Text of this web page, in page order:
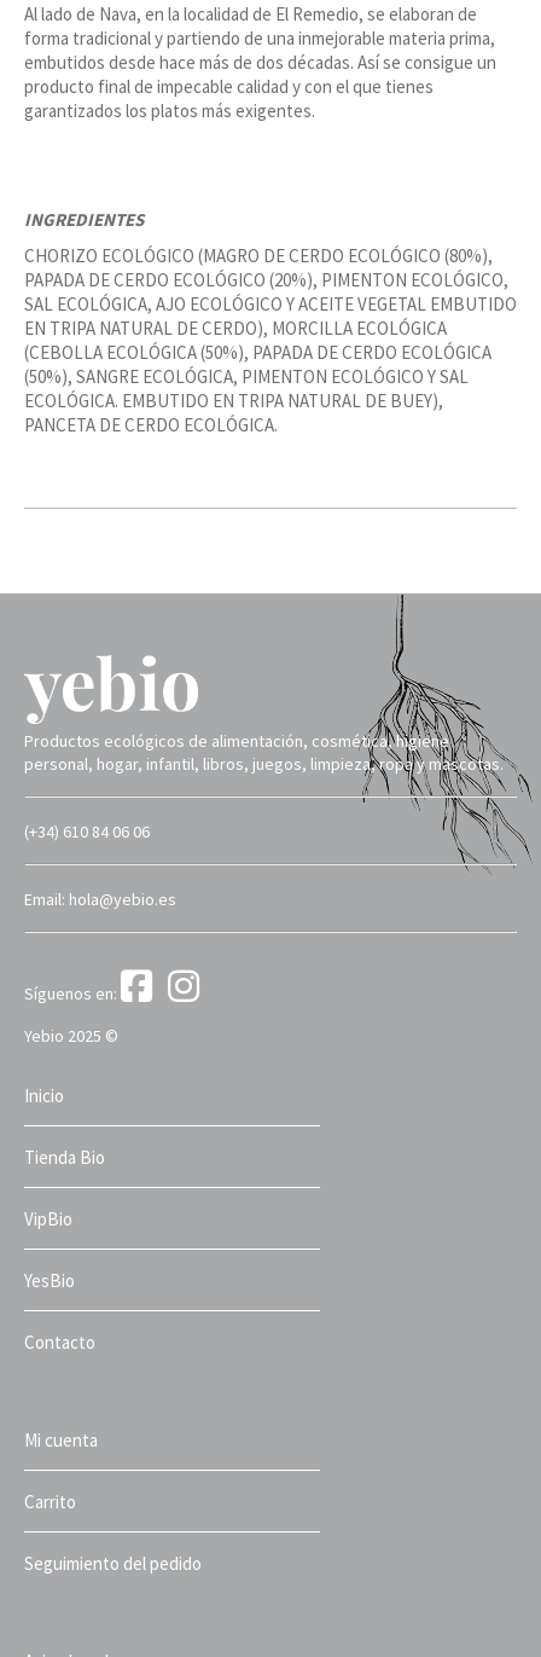
Al lado de Nava, en la localidad de El Remedio, se elaboran de
forma tradicional y partiendo de una inmejorable materia prima,
embutidos desde hace más de dos décadas. Así se consigue un
producto final de impecable calidad y con el que tienes
garantizados los platos más exigentes.
INGREDIENTES
CHORIZO ECOLÓGICO (MAGRO DE CERDO ECOLÓGICO (80%),
PAPADA DE CERDO ECOLÓGICO (20%), PIMENTON ECOLÓGICO,
SAL ECOLÓGICA, AJO ECOLÓGICO Y ACEITE VEGETAL EMBUTIDO
EN TRIPA NATURAL DE CERDO), MORCILLA ECOLÓGICA
(CEBOLLA ECOLÓGICA (50%), PAPADA DE CERDO ECOLÓGICA
(50%), SANGRE ECOLÓGICA, PIMENTON ECOLÓGICO Y SAL
ECOLÓGICA. EMBUTIDO EN TRIPA NATURAL DE BUEY),
PANCETA DE CERDO ECOLÓGICA.
Productos ecológicos de alimentación, cosmética, higiene
personal, hogar, infantil, libros, juegos, limpieza, ropa y mascotas.
(+34) 610 84 06 06
Email: hola@yebio.es
Síguenos en:
Yebio 2025 ©
Inicio
Tienda Bio
VipBio
YesBio
Contacto
Mi cuenta
Carrito
Seguimiento del pedido